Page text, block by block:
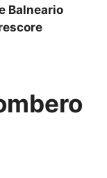
Balneario